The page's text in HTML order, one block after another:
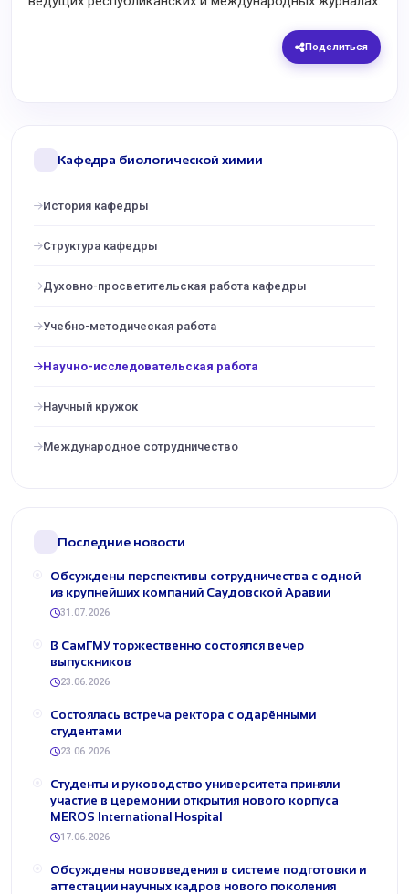
Поделиться
Кафедра биологической химии
История кафедры
Структура кафедры
Духовно-просветительская работа кафедры
Учебно-методическая работа
Научно-исследовательская работа
Научный кружок
Международное сотрудничество
Последние новости
Обсуждены перспективы сотрудничества с одной
из крупнейших компаний Саудовской Аравии
31.07.2026
В СамГМУ торжественно состоялся вечер
выпускников
23.06.2026
Состоялась встреча ректора с одарёнными
студентами
23.06.2026
Студенты и руководство университета приняли
участие в церемонии открытия нового корпуса
MEROS International Hospital
17.06.2026
Обсуждены нововведения в системе подготовки и
аттестации научных кадров нового поколения